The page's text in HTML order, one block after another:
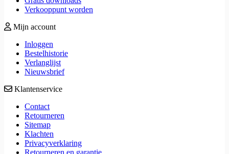
Verkooppunt worden
Mijn account
Inloggen
Bestelhistorie
Verlanglijst
Nieuwsbrief
Klantenservice
Contact
Retourneren
Sitemap
Klachten
Privacyverklaring
Retourneren en garantie